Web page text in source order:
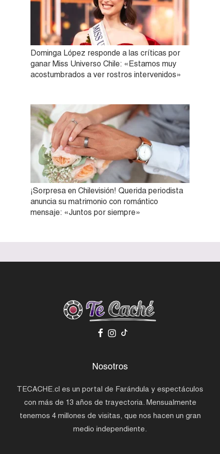
Dominga López responde a las críticas por
ganar Miss Universo Chile: «Estamos muy
acostumbrados a ver rostros intervenidos»
¡Sorpresa en Chilevisión! Querida periodista
anuncia su matrimonio con romántico
mensaje: «Juntos por siempre»
Nosotros
TECACHE.cl es un portal de Farándula y espectáculos
con más de 13 años de trayectoria. Mensualmente
tenemos 4 millones de visitas, que nos hacen un gran
medio independiente.